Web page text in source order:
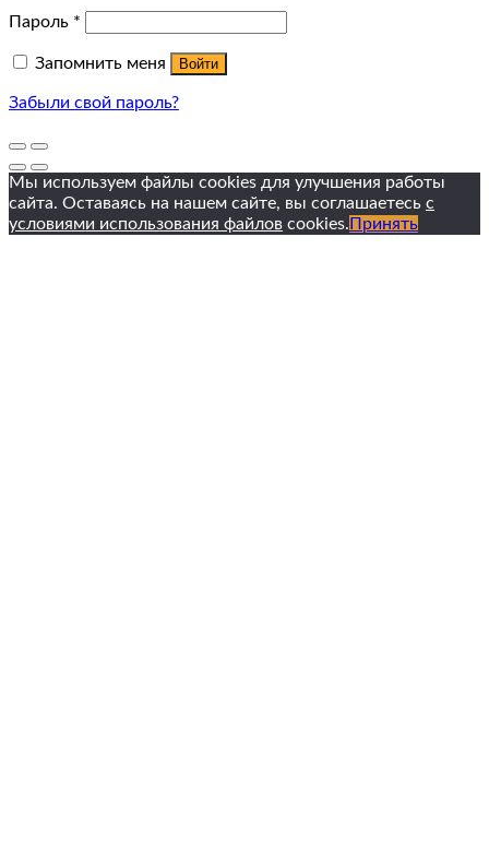
Пароль *
Запомнить меня Войти
Забыли свой пароль?
Мы используем файлы cookies для улучшения работы
сайта. Оставаясь на нашем сайте, вы соглашаетесь с
условиями использования файлов cookies. Принять